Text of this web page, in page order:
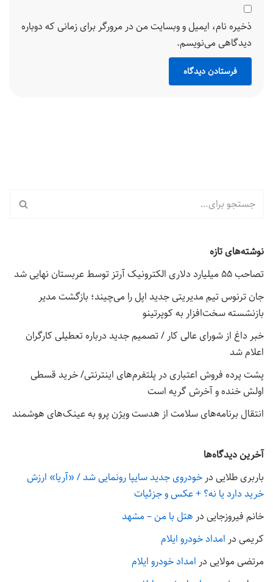
ذخیره نام، ایمیل و وبسایت من در مرورگر برای زمانی که دوباره
دیدگاهی می‌نویسم.
نوشته‌های تازه
تصاحب ۵۵ میلیارد دلاری الکترونیک آرتز توسط عربستان نهایی شد
جان ترنوس تیم مدیریتی جدید اپل را می‌چیند؛ بازگشت مدیر
بازنشسته سخت‌افزار به کوپرتینو
خبر داغ از شورای عالی کار / تصمیم جدید درباره تعطیلی کارگران
اعلام شد
پشت پرده فروش اعتباری در پلتفرم‌های اینترنتی/ خرید قسطی
اولش خنده و آخرش گریه است
انتقال برنامه‌های سلامت از هدست ویژن پرو به عینک‌های هوشمند
آخرین دیدگاه‌ها
باربری طلایی در خودروی جدید سایپا رونمایی شد / «آریا» ارزش
خرید دارد یا نه؟ + عکس و جزئیات
خانم فیروزجایی در هتل با من – مشهد
کریمی در امداد خودرو ایلام
مرتضی مولایی در امداد خودرو ایلام